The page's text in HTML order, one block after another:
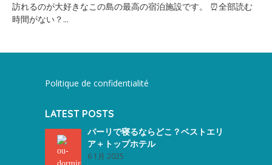
訪れるのが大好きなこの島の最高の宿泊施設です。 ⏰全部読む
時間がない？...
Politique de confidentialité
LATEST POSTS
バーリで寝るならどこ？ベストエリ
ア＋トップホテル
6 1月 2025